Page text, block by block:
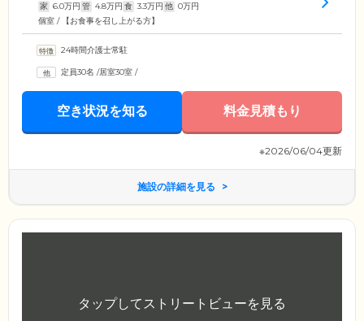
家 6.0万円 管 4.8万円 食 3.3万円 他 0万円
個室 / 【お食事を召し上がる方】
24時間介護士常駐
定員30名 /居室30室 /
空き状況を知る 料金見積もり
※2026/06/04更新
施設の詳細を見る